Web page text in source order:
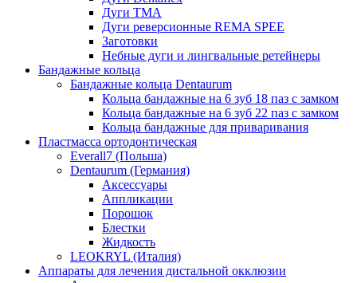
Дуги ТМА
Дуги реверсионные REMA SPEE
Заготовки
Небные дуги и лингвальные ретейнеры
Бандажные кольца
Бандажные кольца Dentaurum
Кольца бандажные на 6 зуб 18 паз с замком
Кольца бандажные на 6 зуб 22 паз с замком
Кольца бандажные для приваривания
Пластмасса ортодонтическая
Everall7 (Польша)
Dentaurum (Германия)
Аксессуары
Аппликации
Порошок
Блестки
Жидкость
LEOKRYL (Италия)
Аппараты для лечения дистальной окклюзии